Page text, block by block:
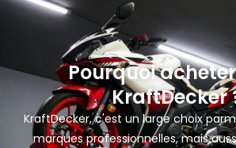
Pourquoi
KraftDecker
KraftDecker, c'est un large choix
marques professionnelles, mais